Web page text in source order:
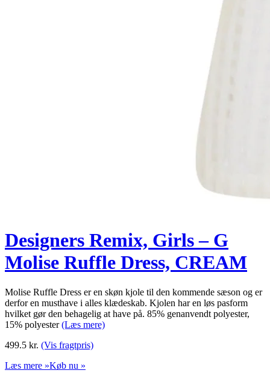
Designers Remix, Girls – G
Molise Ruffle Dress, CREAM
Molise Ruffle Dress er en skøn kjole til den kommende sæson og er
derfor en musthave i alles klædeskab. Kjolen har en løs pasform
hvilket gør den behagelig at have på. 85% genanvendt polyester,
15% polyester(Læs mere)
499.5 kr. (Vis fragtpris)
Læs mere »Køb nu »